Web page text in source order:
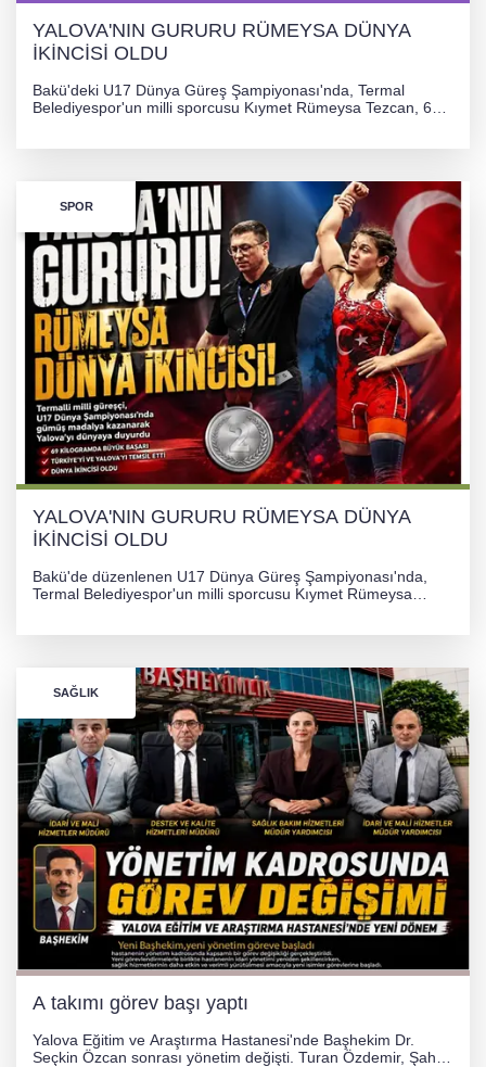
YALOVA'NIN GURURU RÜMEYSA DÜNYA
İKİNCİSİ OLDU
Bakü'deki U17 Dünya Güreş Şampiyonası'nda, Termal
Belediyespor'un milli sporcusu Kıymet Rümeysa Tezcan, 69
SPOR
YALOVA'NIN GURURU RÜMEYSA DÜNYA
İKİNCİSİ OLDU
Bakü'de düzenlenen U17 Dünya Güreş Şampiyonası'nda,
Termal Belediyespor'un milli sporcusu Kıymet Rümeysa
SAĞLIK
A takımı görev başı yaptı
Yalova Eğitim ve Araştırma Hastanesi'nde Başhekim Dr.
Seçkin Özcan sonrası yönetim değişti. Turan Özdemir, Şahin